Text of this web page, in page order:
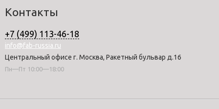
Контакты
+7 (499) 113-46-18
info@fab-russia.ru
Центральный офисе г. Москва, Ракетный бульвар д.16
Пн—Пт 10:00—18:00